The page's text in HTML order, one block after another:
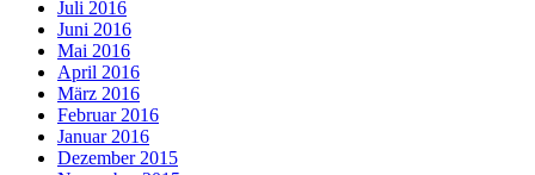
Juli 2016
Juni 2016
Mai 2016
April 2016
März 2016
Februar 2016
Januar 2016
Dezember 2015